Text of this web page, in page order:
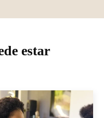
estar